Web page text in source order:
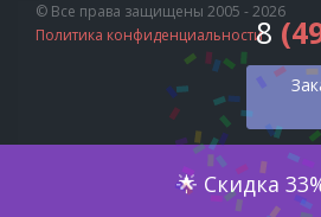
🌟 Скидка
© Все права защищены 2005 - 2026
Политика конфиденциальности8